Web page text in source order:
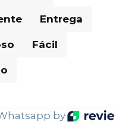
Entrega
Fácil
by